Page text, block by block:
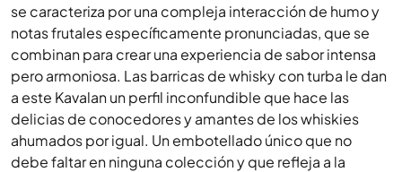
se caracteriza por una compleja interacción de humo y
notas frutales específicamente pronunciadas, que se
combinan para crear una experiencia de sabor intensa
pero armoniosa. Las barricas de whisky con turba le dan
a este Kavalan un perfil inconfundible que hace las
delicias de conocedores y amantes de los whiskies
ahumados por igual. Un embotellado único que no
debe faltar en ninguna colección y que refleja a la